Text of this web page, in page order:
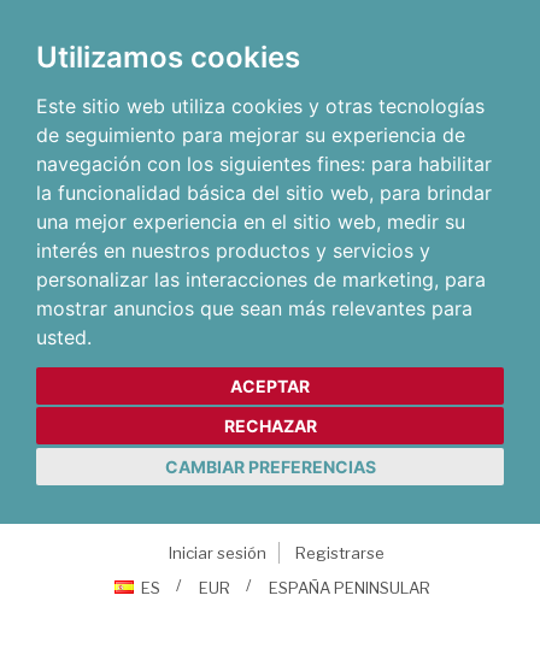
Utilizamos cookies
Este sitio web utiliza cookies y otras tecnologías
de seguimiento para mejorar su experiencia de
navegación con los siguientes fines: para habilitar
la funcionalidad básica del sitio web, para brindar
una mejor experiencia en el sitio web, medir su
interés en nuestros productos y servicios y
personalizar las interacciones de marketing, para
mostrar anuncios que sean más relevantes para
usted.
ACEPTAR
RECHAZAR
CAMBIAR PREFERENCIAS
Iniciar sesión
Registrarse
ES
EUR ESPAÑA PENINSULAR